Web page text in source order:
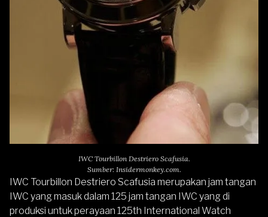
IWC Tourbillon Destriero Scafusia.
Sumber: Insidermonkey.com.
IWC Tourbillon Destriero Scafusia merupakan jam tangan
IWC yang masuk dalam 125 jam tangan IWC yang di
produksi untuk perayaan 125th International Watch